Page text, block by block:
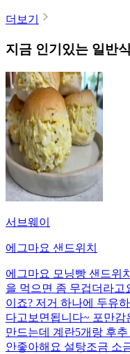
더보기
지금 인기있는 일반식
서브웨이
에그마요 샌드위치
에그마요 모닝빵 샌드위
을 먹으면 좀 무겁더라고
이죠? 저거 하나에 두유
다고보면됩니다~ 포만감
만드는데 계란5개랑 후
안좋아해요 설탕조금 소